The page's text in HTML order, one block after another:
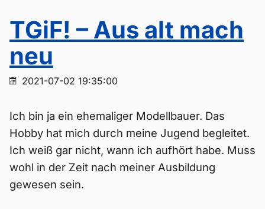
TGiF! – Aus alt mach
neu
2021-07-02 19:35:00
Ich bin ja ein ehemaliger Modellbauer. Das
Hobby hat mich durch meine Jugend begleitet.
Ich weiß gar nicht, wann ich aufhört habe. Muss
wohl in der Zeit nach meiner Ausbildung
gewesen sein.